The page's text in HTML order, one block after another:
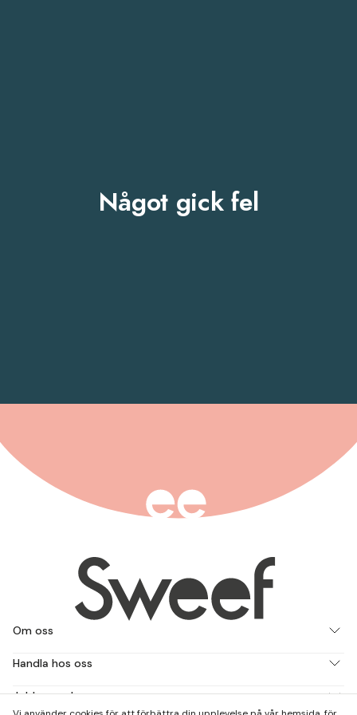
Något gick fel
Om oss
Handla hos oss
Jobba med oss